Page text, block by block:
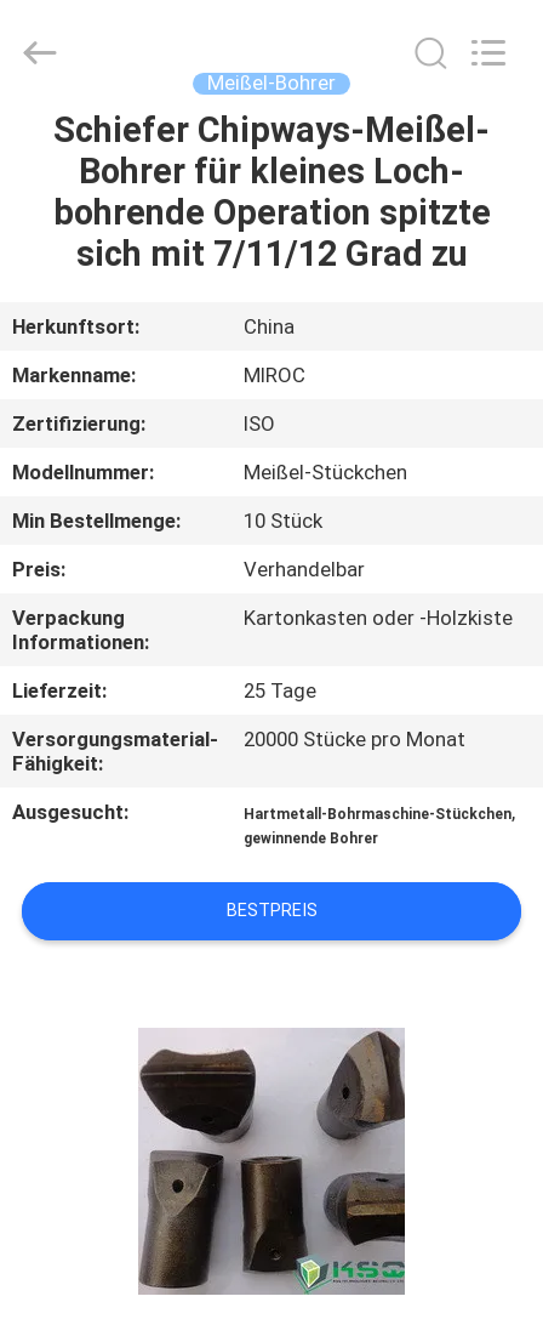
HAUS
PRODUKTE
UNS
AUSFLUG
QUALITÄTSKONTROLLE
TRETEN
SIE
MIT
UNS
IN
VERBINDUNG
FORDERN
SIE EIN
Meißel-Bohrer
Schiefer Chipways-Meißel-
Bohrer für kleines Loch-
bohrende Operation spitzte
sich mit 7/11/12 Grad zu
Herkunftsort:
China
Markenname:
MIROC
Zertifizierung:
ISO
Modellnummer:
Meißel-Stückchen
Min Bestellmenge:
10 Stück
Preis:
Verhandelbar
Verpackung
Informationen:
Kartonkasten oder -Holzkiste
Lieferzeit:
25 Tage
Versorgungsmaterial-
Fähigkeit:
20000 Stücke pro Monat
Ausgesucht: Hartmetall-Bohrmaschine-Stückchen,
gewinnende Bohrer
BESTPREIS